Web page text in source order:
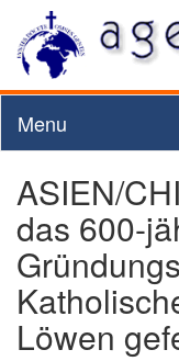
Menu
ASIEN/
das 600-
Löwen